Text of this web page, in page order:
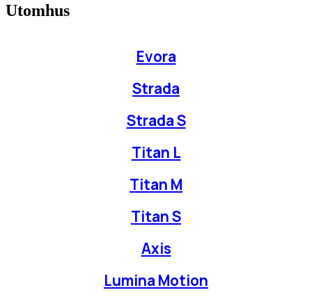
Utomhus
Evora
Strada
Strada S
Titan L
Titan M
Titan S
Axis
Lumina Motion